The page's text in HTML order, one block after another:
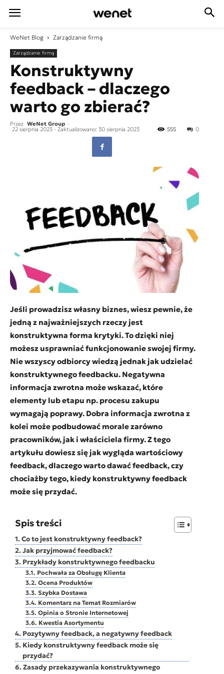
WeNet Blog Zarządzanie firmą
Zarządzanie firmą
Konstruktywny
feedback – dlaczego
warto go zbierać?
Przez WeNet Group -
22 sierpnia 2023 - Zaktualizowano: 30 sierpnia 2023 0
555
Jeśli prowadzisz własny biznes, wiesz pewnie, że
jedną z najważniejszych rzeczy jest
konstruktywna forma krytyki. To dzięki niej
możesz usprawniać funkcjonowanie swojej firmy.
Nie wszyscy odbiorcy wiedzą jednak jak udzielać
konstruktywnego feedbacku. Negatywna
informacja zwrotna może wskazać, które
elementy lub etapu np. procesu zakupu
wymagają poprawy. Dobra informacja zwrotna z
kolei może podbudować morale zarówno
pracowników, jak i właściciela firmy. Z tego
artykułu dowiesz się jak wygląda wartościowy
feedback, dlaczego warto dawać feedback, czy
chociażby tego, kiedy konstruktywny feedback
może się przydać.
Spis treści
Co to jest konstruktywny feedback?
Jak przyjmować feedback?
Przykłady konstruktywnego feedbacku
Pochwała za Obsługę Klienta
Ocena Produktów
Szybka Dostawa
Komentarz na Temat Rozmiarów
Opinia o Stronie Internetowej
Kwestia Asortymentu
Pozytywny feedback, a negatywny feedback
Kiedy konstruktywny feedback może się
przydać?
Zasady przekazywania konstruktywnego